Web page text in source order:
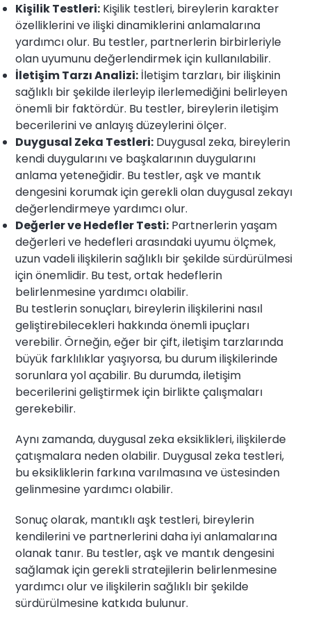
Kişilik Testleri: Kişilik testleri, bireylerin karakter
özelliklerini ve ilişki dinamiklerini anlamalarına
yardımcı olur. Bu testler, partnerlerin birbirleriyle
olan uyumunu değerlendirmek için kullanılabilir.
İletişim Tarzı Analizi: İletişim tarzları, bir ilişkinin
sağlıklı bir şekilde ilerleyip ilerlemediğini belirleyen
önemli bir faktördür. Bu testler, bireylerin iletişim
becerilerini ve anlayış düzeylerini ölçer.
Duygusal Zeka Testleri: Duygusal zeka, bireylerin
kendi duygularını ve başkalarının duygularını
anlama yeteneğidir. Bu testler, aşk ve mantık
dengesini korumak için gerekli olan duygusal zekayı
değerlendirmeye yardımcı olur.
Değerler ve Hedefler Testi: Partnerlerin yaşam
değerleri ve hedefleri arasındaki uyumu ölçmek,
uzun vadeli ilişkilerin sağlıklı bir şekilde sürdürülmesi
için önemlidir. Bu test, ortak hedeflerin
belirlenmesine yardımcı olabilir.
Bu testlerin sonuçları, bireylerin ilişkilerini nasıl
geliştirebilecekleri hakkında önemli ipuçları
verebilir. Örneğin, eğer bir çift, iletişim tarzlarında
büyük farklılıklar yaşıyorsa, bu durum ilişkilerinde
sorunlara yol açabilir. Bu durumda, iletişim
becerilerini geliştirmek için birlikte çalışmaları
gerekebilir.
Aynı zamanda, duygusal zeka eksiklikleri, ilişkilerde
çatışmalara neden olabilir. Duygusal zeka testleri,
bu eksikliklerin farkına varılmasına ve üstesinden
gelinmesine yardımcı olabilir.
Sonuç olarak, mantıklı aşk testleri, bireylerin
kendilerini ve partnerlerini daha iyi anlamalarına
olanak tanır. Bu testler, aşk ve mantık dengesini
sağlamak için gerekli stratejilerin belirlenmesine
yardımcı olur ve ilişkilerin sağlıklı bir şekilde
sürdürülmesine katkıda bulunur.